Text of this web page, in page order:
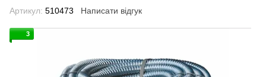
Артикул: 510473 Написати відгук
3